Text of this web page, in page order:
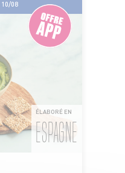
10/08
ÉLABORÉ EN
ESPAGNE